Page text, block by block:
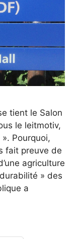
tient le Salon
le leitmotiv,
Pourquoi,
fait preuve de
agriculture
» des
a